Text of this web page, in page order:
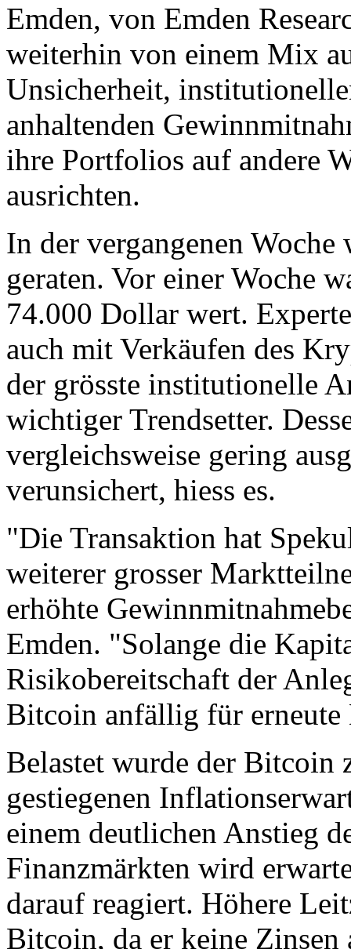
Emden, von Emden
weiterhin von einem Mix
Unsicherheit,
anhaltenden
ihre Portfolios auf andere
ausrichten.
In der vergangenen
geraten. Vor einer Woche
74.000 Dollar wert.
auch mit Verkäufen des
der grösste institutionelle
wichtiger Trendsetter.
vergleichsweise gering
verunsichert, hiess es.
"Die Transaktion hat
weiterer grosser
erhöhte
Emden. "Solange die
Risikobereitschaft der
Bitcoin anfällig für erneute
Belastet wurde der Bitcoin
gestiegenen
einem deutlichen Anstieg
Finanzmärkten wird
darauf reagiert. Höhere
Bitcoin, da er keine